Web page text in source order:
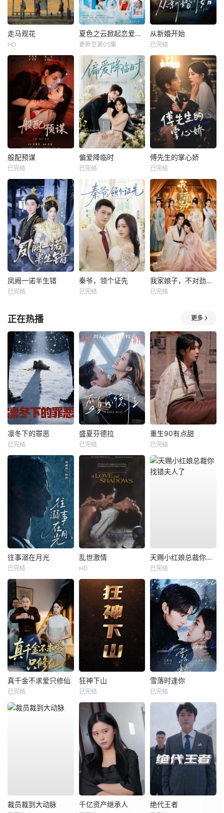
走马观花
HD
夏色之云掀起恋爱与风暴
更新至第05集
从新婚开始
已完结
般配预谋
已完结
偏爱降临时
已完结
傅先生的掌心娇
已完结
凤阙一诺半生错
已完结
秦爷，领个证先
已完结
我家娘子，不对劲第四季
已完结
正在热播 更多
凛冬下的罪恶
已完结
盛夏芬德拉
已完结
重生90有点甜
已完结
往事溺在月光
已完结
乱世激情
HD
天赐小红娘总裁你找错夫人了
已完结
真千金不求爱只修仙
已完结
狂神下山
已完结
雪落时逢你
已完结
裁员裁到大动脉 千亿资产继承人 绝代王者